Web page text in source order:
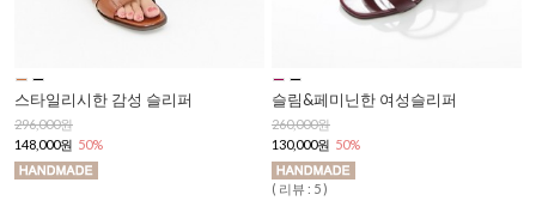
스타일리시한 감성 슬리퍼
296,000원
148,000원 50%
슬림&페미닌한 여성슬리퍼
260,000원
130,000원 50%
( 리뷰 : 5 )